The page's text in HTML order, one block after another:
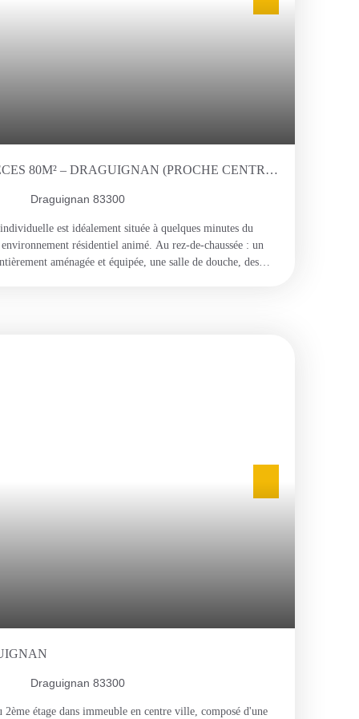
80M² – DRAGUIGNAN (PROCHE CENTRE-
Draguignan 83300
est idéalement située à quelques minutes du
résidentiel animé. Au rez-de-chaussée : un
aménagée et équipée, une salle de douche, des
avec un lien sécurisé pour préciser votre candidature et
Draguignan 83300
étage dans immeuble en centre ville, composé d'une